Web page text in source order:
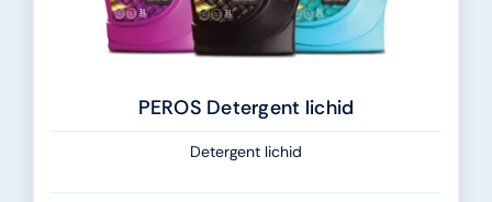
PEROS Detergent lichid
Detergent lichid